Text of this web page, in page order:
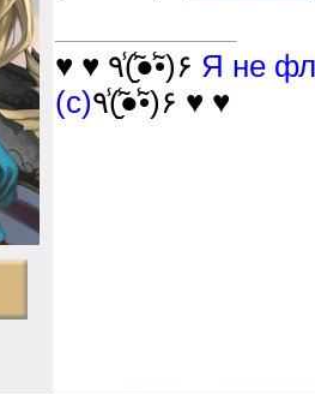
♥ ♥ ٩(̾●̮̮̃̾•̃̾)۶ Я не
(с) ٩(̾●̮̮̃̾•̃̾)۶ ♥ ♥